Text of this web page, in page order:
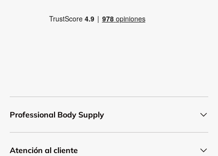
Professional Body Supply
Atención al cliente